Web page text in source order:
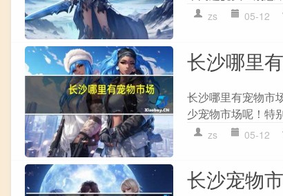
zs 05-12
长沙哪里
长沙哪里有宠物市
少宠物市场呢！特
zs 05-12
长沙宠物